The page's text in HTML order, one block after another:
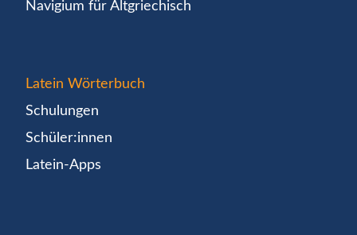
Navigium für Altgriechisch
Latein Wörterbuch
Schulungen
Schüler:innen
Latein-Apps